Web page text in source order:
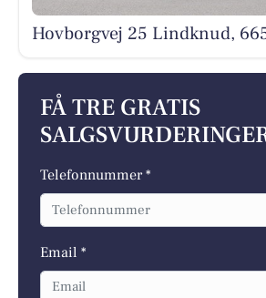
Hovborgvej 25 Lindknud,
FÅ TRE GRATIS
Telefonnummer *
Email *